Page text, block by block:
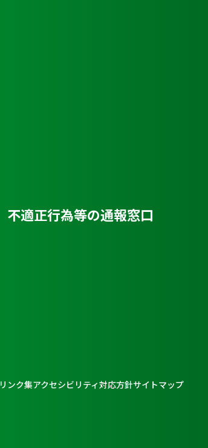
不適正行為等の通報窓口
リンク集アクセシビリティ対応方針サイトマップ